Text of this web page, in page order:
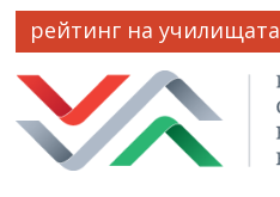
рейтинг на училищата